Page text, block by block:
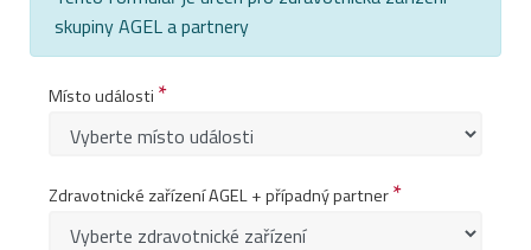
skupiny AGEL a partnery
Místo události *
Zdravotnické zařízení AGEL + případný partner*